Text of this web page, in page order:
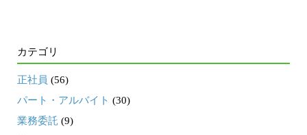
カテゴリ
正社員 (56)
パート・アルバイト (30)
業務委託 (9)